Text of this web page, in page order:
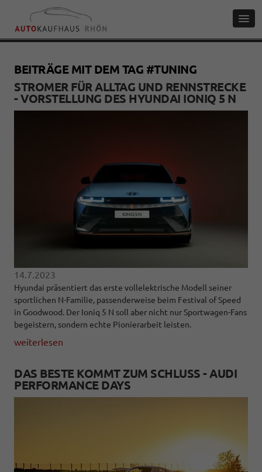
BEITRÄGE MIT DEM TAG #TUNING
STROMER FÜR ALLTAG UND RENNSTRECKE
- VORSTELLUNG DES HYUNDAI IONIQ 5 N
14.7.2023
Hyundai präsentiert das erste vollelektrische Modell seiner
sportlichen N-Familie, passenderweise beim Festival of Speed
in Goodwood. Der Ioniq 5 N soll aber nicht nur Sportwagen-Fans
begeistern, sondern echte Pionierarbeit leisten.
weiterlesen
DAS BESTE KOMMT ZUM SCHLUSS - AUDI
PERFORMANCE DAYS